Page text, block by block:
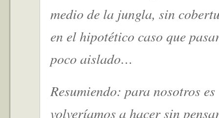
medio de la jungla, sin
en el hipotético caso que
poco aislado…
Resumiendo: para nosotros
volveríamos a hacer sin